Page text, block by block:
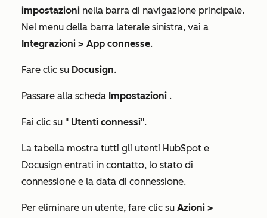
impostazioni nella barra di navigazione principale.
Nel menu della barra laterale sinistra, vai a
Integrazioni > App connesse.
Fare clic su Docusign.
Passare alla scheda Impostazioni .
Fai clic su " Utenti connessi".
La tabella mostra tutti gli utenti HubSpot e
Docusign entrati in contatto, lo stato di
connessione e la data di connessione.
Per eliminare un utente, fare clic su Azioni >